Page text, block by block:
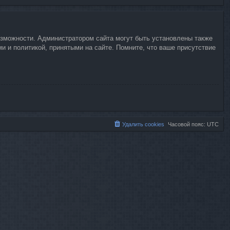
Администратором сайта могут быть установлены также
и политикой, принятыми на сайте. Помните, что ваше присутствие
Часовой пояс: UTC
Удалить cookies